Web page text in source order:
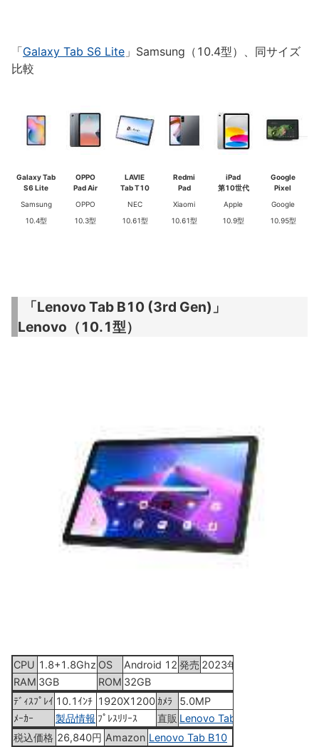
「Galaxy Tab S6 Lite 」Samsung（10.4型）、同サイズ
比較
Galaxy Tab
S6 Lite
Samsung
10.4型
OPPO
Pad Air
OPPO
10.3型
LAVIE
Tab T10
NEC
10.61型
Redmi
Pad
Xiaomi
10.61型
iPad
第10世代
Apple
10.9型
Google
Pixel
Google
10.95型
「Lenovo Tab B10 (3rd Gen)」
Lenovo（10.1型）
CPU 1.8+1.8Ghz OS Android 12 発売 2023年5月26日
RAM 3GB ROM 32GB
ﾃﾞｨｽﾌﾟﾚｲ 10.1ｲﾝﾁ 1920X1200 ｶﾒﾗ
5.0MP
ﾒｰｶｰ
製品情報 ﾌﾟﾚｽﾘﾘｰｽ 直販 Lenovo Tab B10
税込価格 26,840円 Amazon Lenovo Tab B10